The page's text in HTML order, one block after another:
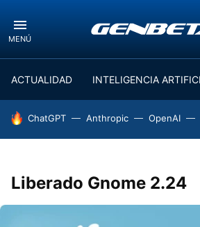
MENÚ
ACTUALIDAD INTELIGENCIA
HOY SE HABLA DE
ChatGPT Anthropic OpenAI
Liberado Gnome 2.24